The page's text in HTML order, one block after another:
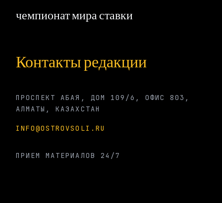
чемпионат мира ставки
Контакты редакции
ПРОСПЕКТ АБАЯ, ДОМ 109/6, ОФИС 803,
АЛМАТЫ, КАЗАХСТАН
INFO@OSTROVSOLI.RU
ПРИЕМ МАТЕРИАЛОВ 24/7